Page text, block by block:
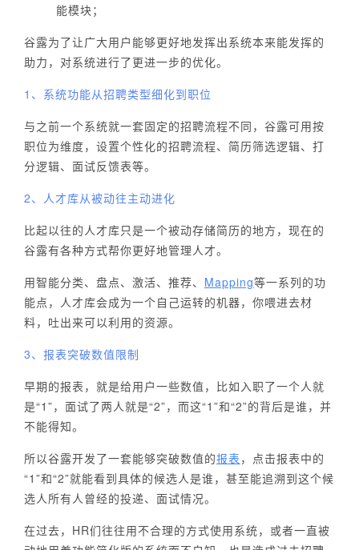
能模块；
谷露为了让广大用户能够更好地发挥出系统本来能发挥的
助力，对系统进行了更进一步的优化。
1、系统功能从招聘类型细化到职位
与之前一个系统就一套固定的招聘流程不同，谷露可用按
职位为维度，设置个性化的招聘流程、简历筛选逻辑、打
分逻辑、面试反馈表等。
2、人才库从被动往主动进化
比起以往的人才库只是一个被动存储简历的地方，现在的
谷露有各种方式帮你更好地管理人才。
用智能分类、盘点、激活、推荐、 Mapping等一系列的功
能点，人才库会成为一个自己运转的机器，你喂进去材
料，吐出来可以利用的资源。
3、报表突破数值限制
早期的报表，就是给用户一些数值，比如入职了一个人就
是“1”，面试了两人就是“2”，而这“1”和“2”的背后是谁，并
不能得知。
所以谷露开发了一套能够突破数值的报表 ，点击报表中的
“1”和“2”就能看到具体的候选人是谁，甚至能追溯到这个候
选人所有人曾经的投递、面试情况。
在过去，HR们往往用不合理的方式使用系统，或者一直被